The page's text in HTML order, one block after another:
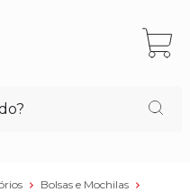
Bolsas e Mochilas